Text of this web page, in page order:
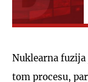
Nuklearna fuzija
tom procesu,